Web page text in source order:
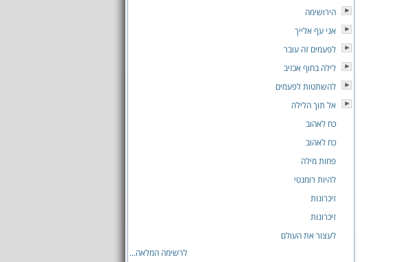
הירושימה‎‎
אני עף אלייך
לפעמים זה עובר
לילה בחוף אכזיב
להשתטות לפעמים
אל תוך הלילה
כח לאהוב
כח לאהוב
פחות מילה
להיות רומנטי
זיכרונות
זיכרונות
לעצור את העולם
לרשימה המלאה...